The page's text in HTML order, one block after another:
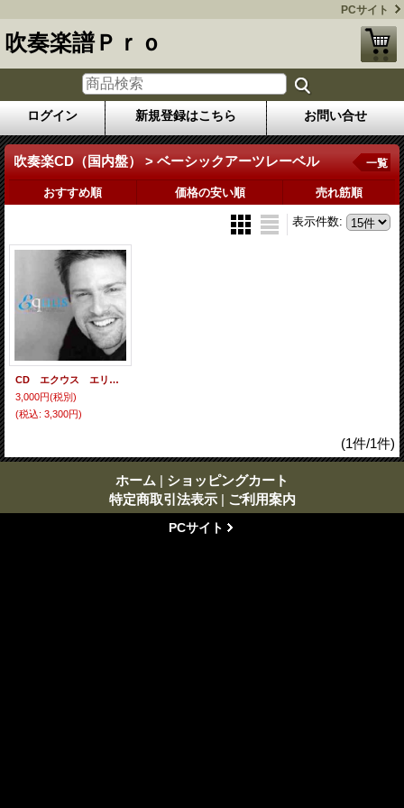
PCサイト
吹奏楽譜Ｐｒｏ
ログイン 新規登録はこちら お問い合せ
吹奏楽CD（国内盤） > ベーシックアーツレーベル 一覧
おすすめ順 価格の安い順 売れ筋順
表示件数:
CD エクウス エリック・ウィテカー／東京吹奏楽団
3,000円(税別)
(税込: 3,300円)
(1件/1件)
ホーム | ショッピングカート
特定商取引法表示 | ご利用案内
PCサイト